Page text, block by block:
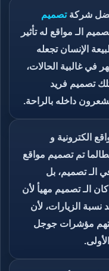
شركةتصميم
الـ مواقع له تأثير
الإنسان تجعله
في غالبية الحالات،
تصميم فريد
داخله بالراحة.
الكترونية و
تم تصميم مواقع
الـ تصميم، بل
الـ تصميم مهيأ لأن
الزيارات، لأن
مؤشرات جوجل